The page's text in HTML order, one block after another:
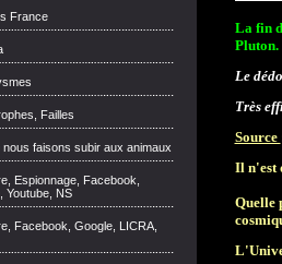
France
Failles
nous faisons subir aux animaux
Espionnage, Facebook,
Youtube, NS
Facebook, Google, LICRA,
La fin
Le
Très
Source
Il n'est
Quelle